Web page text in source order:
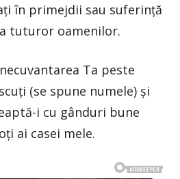
în primejdii sau suferinţă
tuturor oamenilor.
Ta peste
(se spune numele) şi
i cu gânduri bune
ai casei mele.